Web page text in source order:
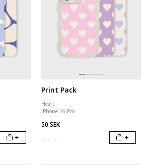
+
Print Pack
Heart
iPhone 16 Pro
50 SEK
+